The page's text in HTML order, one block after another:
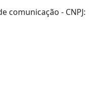
comunicação - CNPJ: